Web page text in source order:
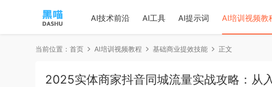
AI技术前沿 AI工具 AI提示词 AI培训视频教
当前位置： 首页 AI培训视频教程 基础商业提效技能 正文
2025实体商家抖音同城流量实战攻略：从